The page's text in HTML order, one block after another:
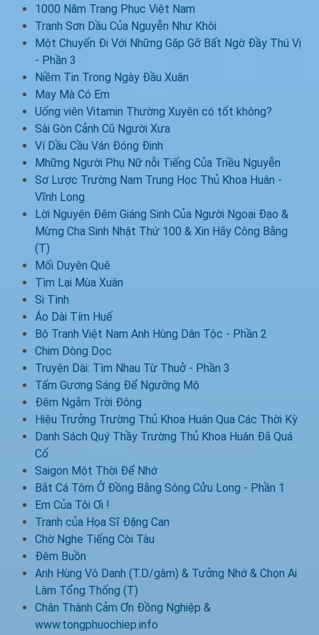
1000 Năm Trang Phục Việt Nam
Tranh Sơn Dầu Của Nguyễn Như Khôi
Một Chuyến Đi Với Những Gặp Gỡ Bất Ngờ Đầy Thú Vị
- Phần 3
Niềm Tin Trong Ngày Đầu Xuân
May Mà Có Em
Uống viên Vitamin Thường Xuyên có tốt không?
Sài Gòn Cảnh Cũ Người Xưa
Ví Dầu Cầu Ván Đóng Đinh
Mhững Người Phụ Nữ nỗi Tiếng Của Triều Nguyễn
Sơ Lược Trường Nam Trung Học Thủ Khoa Huân -
Vĩnh Long
Lời Nguyện Đêm Giáng Sinh Của Người Ngoại Đạo &
Mừng Cha Sinh Nhật Thứ 100 & Xin Hãy Công Bằng
(T)
Mối Duyên Quê
Tìm Lại Mùa Xuân
Si Tình
Áo Dài Tím Huế
Bộ Tranh Việt Nam Anh Hùng Dân Tộc - Phần 2
Chim Dòng Dọc
Truyện Dài: Tìm Nhau Từ Thuở - Phần 3
Tấm Gương Sáng Để Ngưỡng Mộ
Đêm Ngắm Trời Đông
Hiệu Trưởng Trường Thủ Khoa Huân Qua Các Thời Kỳ
Danh Sách Quý Thầy Trường Thủ Khoa Huân Đã Quá
Cố
Saigon Một Thời Để Nhớ
Bắt Cá Tôm Ở Đồng Bằng Sông Cửu Long - Phần 1
Em Của Tôi Ơi !
Tranh của Họa Sĩ Đặng Can
Chờ Nghe Tiếng Còi Tàu
Đêm Buồn
Anh Hùng Vô Danh (T.D/gâm) & Tưởng Nhớ & Chọn Ai
Làm Tổng Thống (T)
Chân Thành Cảm Ơn Đồng Nghiệp &
www.tongphuochiep.info